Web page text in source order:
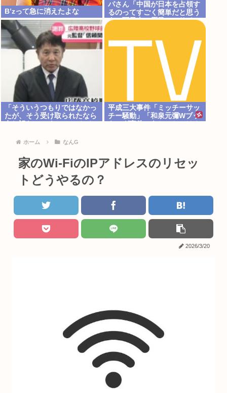
B’zって急に消えたよな
パさん「中国が日本を占領す
るのってすごく簡単だと思う
よ。西日本の原発にミサイル
「そういうつもりではなかっ
たが、そう受け取られたなら
平成三大事件「ミッチーサッ
チー騒動」「和泉元彌Wブッ
ホーム なんG
家のWi-FiのIPアドレスのリセッ
トどうやるの？
2026/3/20